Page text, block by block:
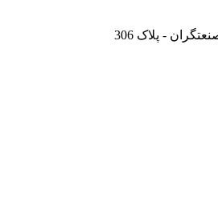
- پلاک 306